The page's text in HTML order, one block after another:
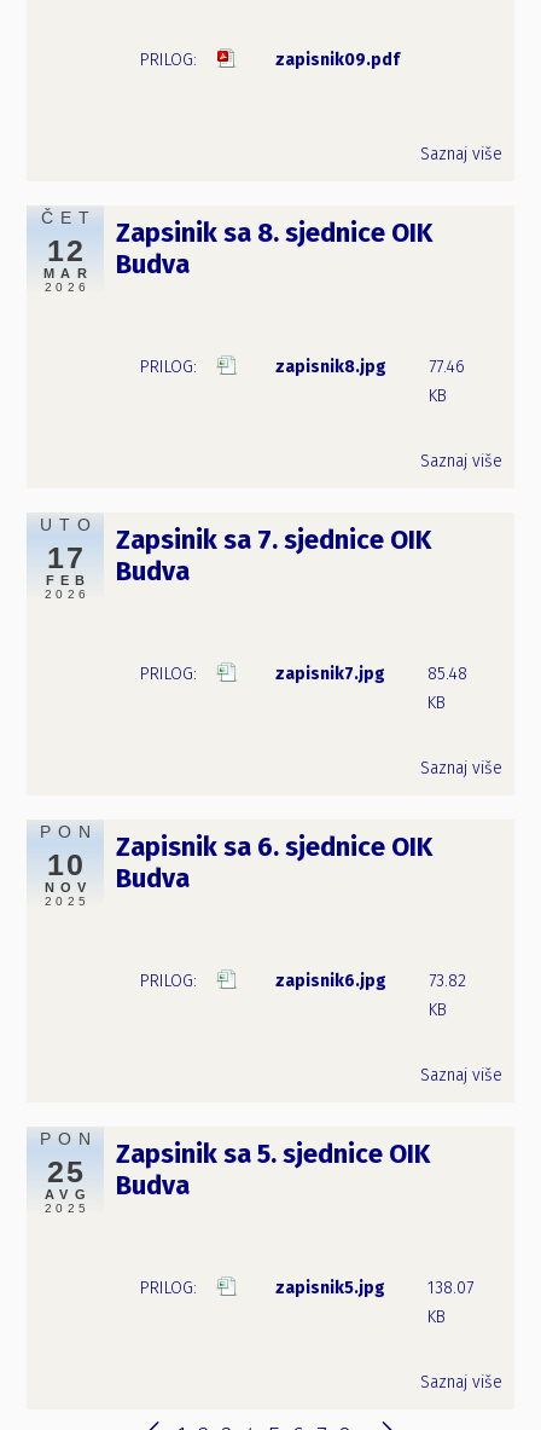
zapisnik09.pdf
Saznaj više
ČET
12
MAR
2026
Zapsinik sa 8. sjednice OIK
Budva
zapisnik8.jpg
77.46
KB
Saznaj više
UTO
17
FEB
2026
Zapsinik sa 7. sjednice OIK
Budva
zapisnik7.jpg
85.48
KB
Saznaj više
PON
10
NOV
2025
Zapisnik sa 6. sjednice OIK
Budva
zapisnik6.jpg
73.82
KB
Saznaj više
PON
25
AVG
2025
Zapsinik sa 5. sjednice OIK
Budva
zapisnik5.jpg
138.07
KB
Saznaj više